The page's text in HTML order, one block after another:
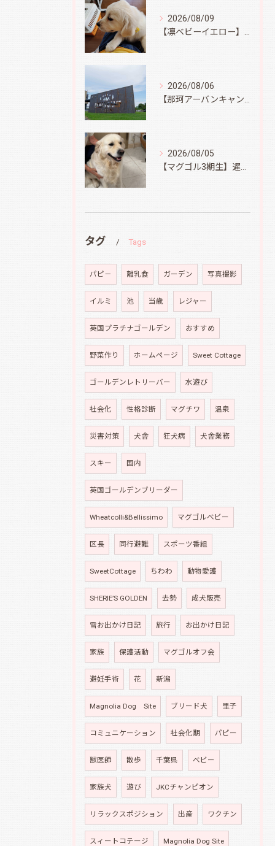
2026/08/09
2026/08/06
2026/08/05
タグ Tags
パピ－ 離乳食 ガーデン 写真撮影
イルミ 池 当歳 レジャー
英国プラチナゴールデン おすすめ
野菜作り ホームページ Sweet Cottage
ゴールデンレトリーバー 水遊び
社会化 性格診断 マグチワ 温泉
災害対策 犬舎 狂犬病 犬舎業務
スキー 国内
英国ゴールデンブリーダー
Wheatcolli&Bellissimo マグゴルベビー
区長 同行避難 スポーツ番組
SweetCottage ちわわ 動物愛護
SHERIE’S GOLDEN 去勢 成犬販売
雪お出かけ日記 旅行 お出かけ日記
家族 保護活動 マグゴルオフ会
避妊手術 花 新潟
Magnolia Dog Site ブリード犬 里子
コミュニケーション 社会化期 パピー
獣医師 散歩 千葉県 ベビー
家族犬 遊び JKCチャンピオン
リラックスポジション 出産 ワクチン
スィートコテージ Magnolia Dog Site